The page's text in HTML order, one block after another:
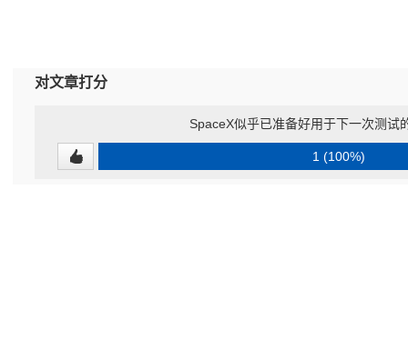
对文章打分
SpaceX似乎已准备好用于下一次测试
1 (100%)